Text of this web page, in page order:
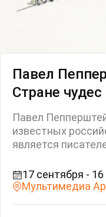
Павел
Стране
Павел
известных
является
17 сентября -
Мультимедиа